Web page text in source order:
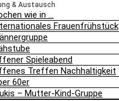
& Austausch
wie in …
Frauenfrühstück
Spieleabend
Treffen Nachhaltigkeit
60er
– Mutter-Kind-Gruppe